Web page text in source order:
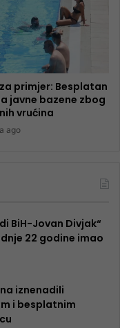
primjer: Besplatan
javne bazene zbog
vrućina
ago
BiH-Jovan Divjak“
22 godine imao
iznenadili
i besplatnim